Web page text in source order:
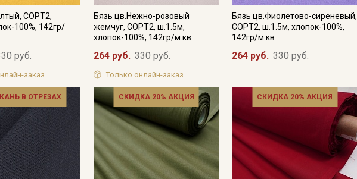
СОРТ2,
100%, 142гр/
руб.
заказ
Бязь цв.Нежно-розовый
жемчуг, СОРТ2, ш.1.5м,
хлопок-100%, 142гр/м.кв
264 руб. 330 руб.
Только онлайн-заказ
Бязь цв.Фиолетово-сиреневый,
СОРТ2, ш.1.5м, хлопок-100%,
142гр/м.кв
264 руб. 330 руб.
В ОТРЕЗАХ СКИДКА 20% АКЦИЯ СКИДКА 20% АКЦИЯ
Купава
Мы публикуем здесь дополнительные
промокоды и скидки до 30% на узкие
Электронная почта
Подписаться